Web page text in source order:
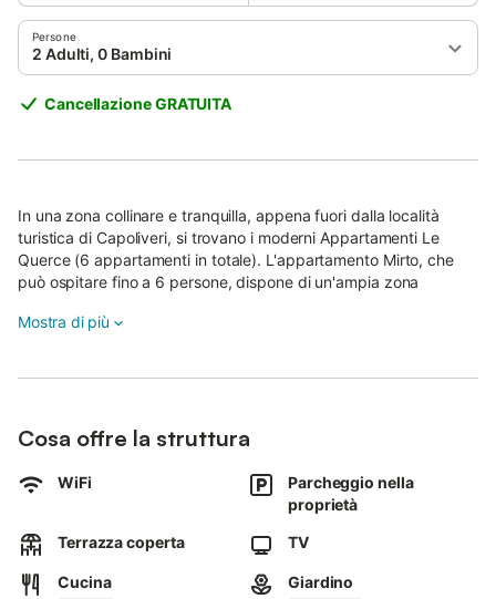
Persone
2 Adulti, 0 Bambini
Cancellazione GRATUITA
In una zona collinare e tranquilla, appena fuori dalla località
turistica di Capoliveri, si trovano i moderni Appartamenti Le
Querce (6 appartamenti in totale). L'appartamento Mirto, che
può ospitare fino a 6 persone, dispone di un'ampia zona
attrezzato in modo funzionale, 2 camere da letto e un bagno.
giardino condominiale, che offrono una vista mozzafiato sui
Nelle immediate vicinanze si trova un ristorante, mentre a
shopping.
La spiaggia più vicina, la Spiaggia di Naregno, dista anch'essa
Mostra di più
Cosa offre la struttura
WiFi
Parcheggio nella
proprietà
Terrazza coperta
TV
Cucina Giardino